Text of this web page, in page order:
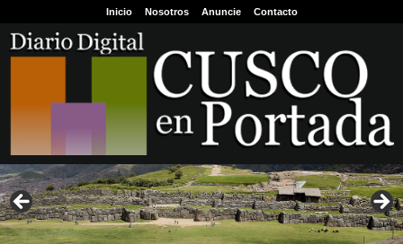
Inicio Nosotros Anuncie Contacto